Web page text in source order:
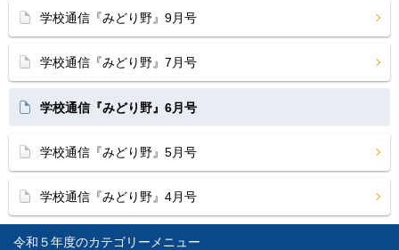
令和５年度
学校通信『みどり野』9月号
学校通信『みどり野』7月号
学校通信『みどり野』6月号
学校通信『みどり野』5月号
学校通信『みどり野』4月号